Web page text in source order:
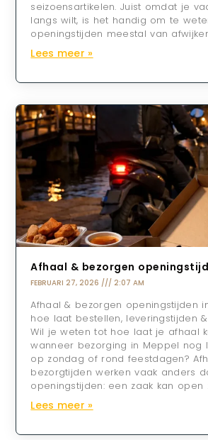
seizoensartikelen. Juist omdat je
langs wilt, is het handig om te
openingstijden meestal van
Lees meer »
Afhaal & bezorgen
FEBRUARI 27, 2026 2:07 AM
Afhaal & bezorgen openingstijden
hoe laat bestellen, leveringstijden
Wil je weten tot hoe laat je afhaal
wanneer bezorging in Meppel nog
op zondag of rond feestdagen?
bezorgtijden werken vaak anders
openingstijden: een zaak kan open
Lees meer »